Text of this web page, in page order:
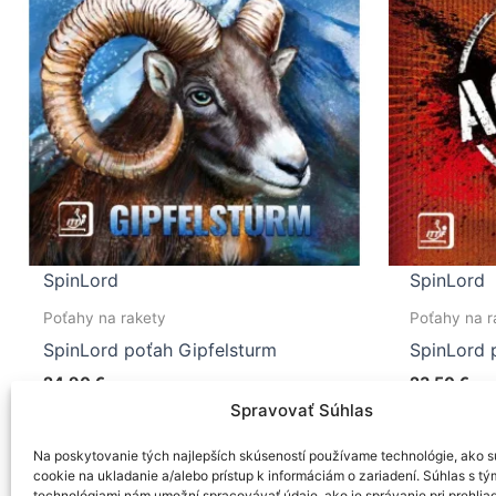
Spravovať Súhlas
Na poskytovanie tých najlepších skúseností používame technológie, ako
cookie na ukladanie a/alebo prístup k informáciám o zariadení. Súhlas s
SpinLord
Poťahy na rakety
SpinLord poťah Gipfelsturm
24,90 €
Tento
má
SpinLord
Poťahy na
SpinLord
23,50 €